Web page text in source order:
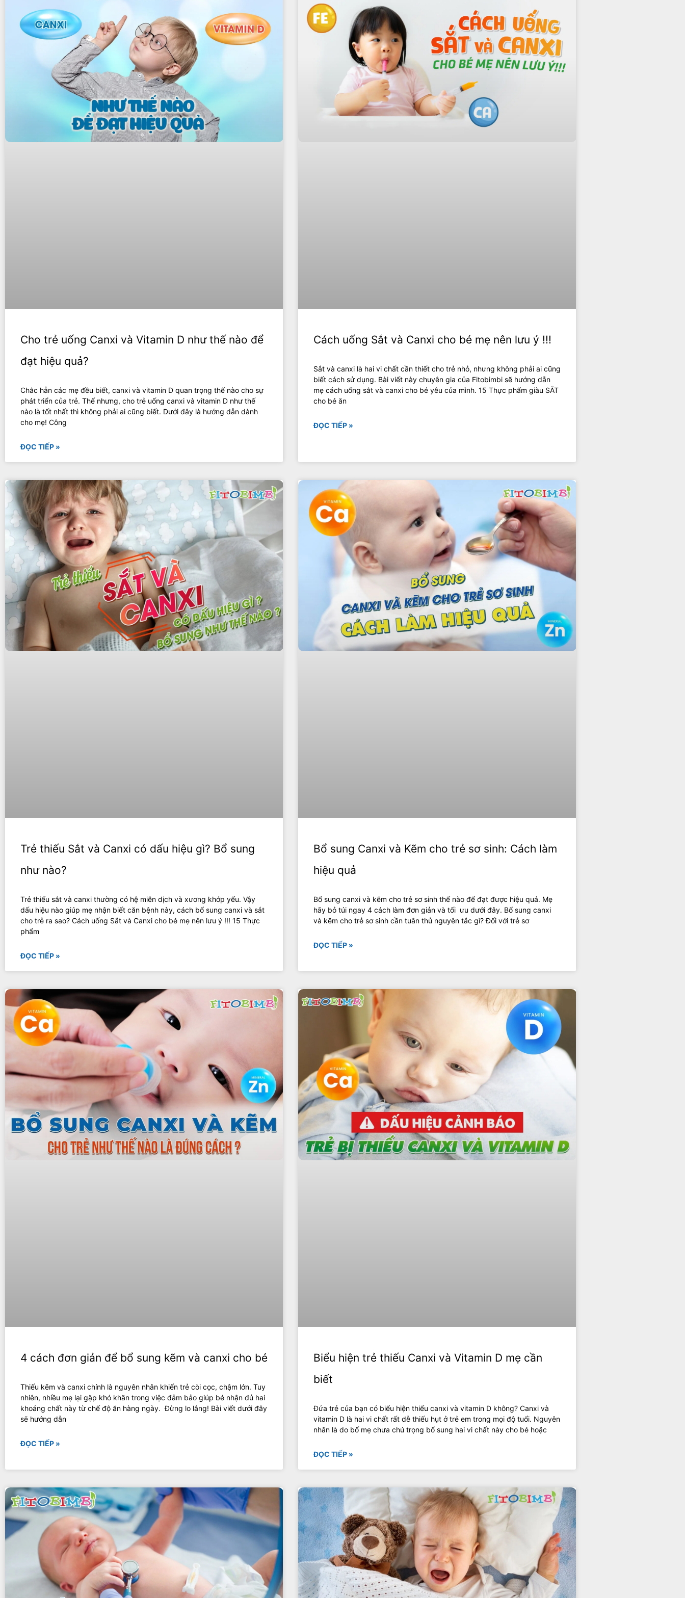
Cho trẻ uống Canxi và Vitamin D như thế nào để
đạt hiệu quả?
Chắc hẳn các mẹ đều biết, canxi và vitamin D quan trọng thế nào cho sự
phát triển của trẻ. Thế nhưng, cho trẻ uống canxi và vitamin D như thế
nào là tốt nhất thì không phải ai cũng biết. Dưới đây là hướng dẫn dành
cho mẹ! Công
ĐỌC TIẾP »
Cách uống Sắt và Canxi cho bé mẹ nên lưu ý !!!
Sắt và canxi là hai vi chất cần thiết cho trẻ nhỏ, nhưng không phải ai cũng
biết cách sử dụng. Bài viết này chuyên gia của Fitobimbi sẽ hướng dẫn
mẹ cách uống sắt và canxi cho bé yêu của mình. 15 Thực phẩm giàu SẮT
cho bé ăn
ĐỌC TIẾP »
Trẻ thiếu Sắt và Canxi có dấu hiệu gì? Bổ sung
như nào?
Trẻ thiếu sắt và canxi thường có hệ miễn dịch và xương khớp yếu. Vậy
dấu hiệu nào giúp mẹ nhận biết căn bệnh này, cách bổ sung canxi và sắt
cho trẻ ra sao? Cách uống Sắt và Canxi cho bé mẹ nên lưu ý !!! 15 Thực
phẩm
ĐỌC TIẾP »
Bổ sung Canxi và Kẽm cho trẻ sơ sinh: Cách làm
hiệu quả
Bổ sung canxi và kẽm cho trẻ sơ sinh thế nào để đạt được hiệu quả. Mẹ
hãy bỏ túi ngay 4 cách làm đơn giản và tối ưu dưới đây. Bổ sung canxi
và kẽm cho trẻ sơ sinh cần tuân thủ nguyên tắc gì? Đối với trẻ sơ
ĐỌC TIẾP »
4 cách đơn giản để bổ sung kẽm và canxi cho bé
Thiếu kẽm và canxi chính là nguyên nhân khiến trẻ còi cọc, chậm lớn. Tuy
nhiên, nhiều mẹ lại gặp khó khăn trong việc đảm bảo giúp bé nhận đủ hai
khoáng chất này từ chế độ ăn hàng ngày. Đừng lo lắng! Bài viết dưới đây
sẽ hướng dẫn
ĐỌC TIẾP »
Biểu hiện trẻ thiếu Canxi và Vitamin D mẹ cần
biết
Đứa trẻ của bạn có biểu hiện thiếu canxi và vitamin D không? Canxi và
vitamin D là hai vi chất rất dễ thiếu hụt ở trẻ em trong mọi độ tuổi. Nguyên
nhân là do bố mẹ chưa chú trọng bổ sung hai vi chất này cho bé hoặc
ĐỌC TIẾP »